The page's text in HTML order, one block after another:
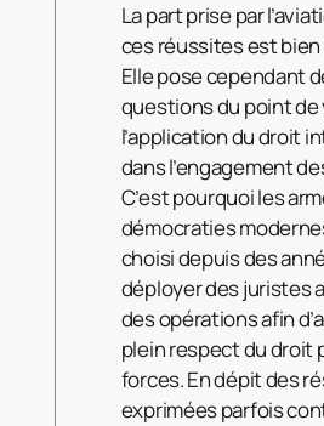
La part prise par
ces réussites est
Elle pose cependant
questions du point de
l’application du droit
dans l’engagement
C’est pourquoi les
démocraties
choisi depuis des
déployer des juristes
des opérations afin
plein respect du droit
forces. En dépit des
exprimées parfois